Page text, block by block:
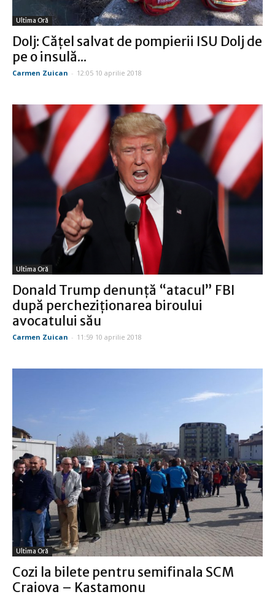
Ultima Oră
Dolj: Cățel salvat de pompierii ISU Dolj de
pe o insulă...
Carmen Zuican - 12:05 10 aprilie 2018
Ultima Oră
Donald Trump denunță “atacul” FBI
după percheziționarea biroului
avocatului său
Carmen Zuican - 11:59 10 aprilie 2018
Ultima Oră
Cozi la bilete pentru semifinala SCM
Craiova – Kastamonu